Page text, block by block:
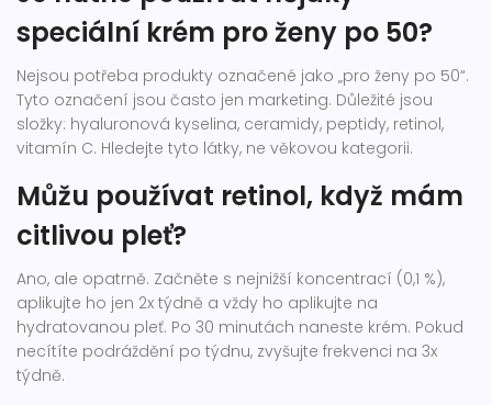
speciální krém pro ženy po 50?
Nejsou potřeba produkty označené jako „pro ženy po 50“.
Tyto označení jsou často jen marketing. Důležité jsou
složky: hyaluronová kyselina, ceramidy, peptidy, retinol,
vitamín C. Hledejte tyto látky, ne věkovou kategorii.
Můžu používat retinol, když mám
citlivou pleť?
Ano, ale opatrně. Začněte s nejnižší koncentrací (0,1 %),
aplikujte ho jen 2x týdně a vždy ho aplikujte na
hydratovanou pleť. Po 30 minutách naneste krém. Pokud
necítíte podráždění po týdnu, zvyšujte frekvenci na 3x
týdně.